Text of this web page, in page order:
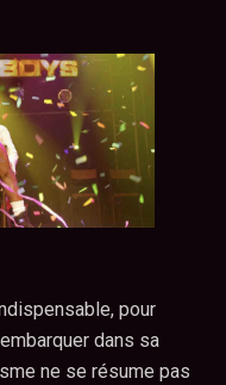
pour
dans sa
ne se résume pas